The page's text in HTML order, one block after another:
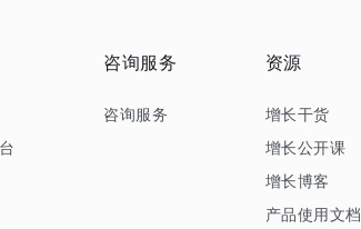
咨询服务
咨询服务
资源
增长干货
增长公开课
增长博客
产品使用文档